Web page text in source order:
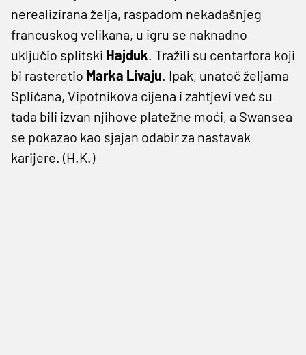
nerealizirana želja, raspadom nekadašnjeg
francuskog velikana, u igru se naknadno
uključio splitski Hajduk. Tražili su centarfora koji
bi rasteretio Marka Livaju. Ipak, unatoč željama
Splićana, Vipotnikova cijena i zahtjevi već su
tada bili izvan njihove platežne moći, a Swansea
se pokazao kao sjajan odabir za nastavak
karijere. (H.K.)